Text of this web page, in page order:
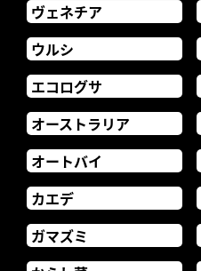
ヴェネチア
ウルシ
エコログサ
オーストラリア
オートバイ
カエデ
ガマズミ